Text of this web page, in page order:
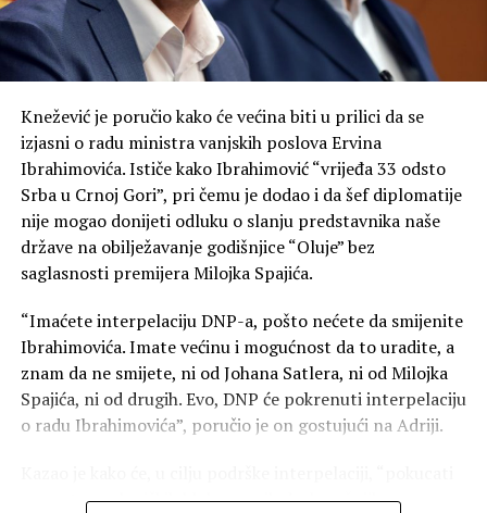
Knežević je poručio kako će većina biti u prilici da se
izjasni o radu ministra vanjskih poslova Ervina
Ibrahimovića. Ističe kako Ibrahimović “vrijeđa 33 odsto
Srba u Crnoj Gori”, pri čemu je dodao i da šef diplomatije
nije mogao donijeti odluku o slanju predstavnika naše
države na obilježavanje godišnjice “Oluje” bez
saglasnosti premijera Milojka Spajića.
“Imaćete interpelaciju DNP-a, pošto nećete da smijenite
Ibrahimovića. Imate većinu i mogućnost da to uradite, a
znam da ne smijete, ni od Johana Satlera, ni od Milojka
Spajića, ni od drugih. Evo, DNP će pokrenuti interpelaciju
o radu Ibrahimovića”, poručio je on gostujući na Adriji.
na vrata poslaničkih klubova svih doskorašnjih